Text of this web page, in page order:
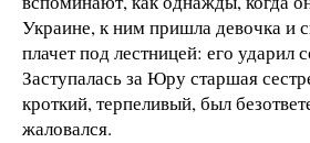
Украине, к ним пришла девочка и
плачет под лестницей: его ударил
Заступалась за Юру старшая
кроткий, терпеливый, был
жаловался.